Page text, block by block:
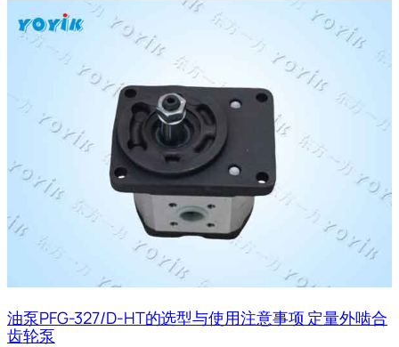
油泵PFG-327/D-HT的选型与使用注意事项 定量外啮合
齿轮泵